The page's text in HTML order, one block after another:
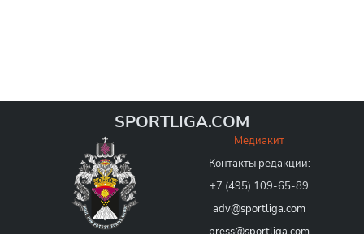
SPORTLIGA.COM
Медиакит
Контакты редакции:
+7 (495) 109-65-89
adv@sportliga.com